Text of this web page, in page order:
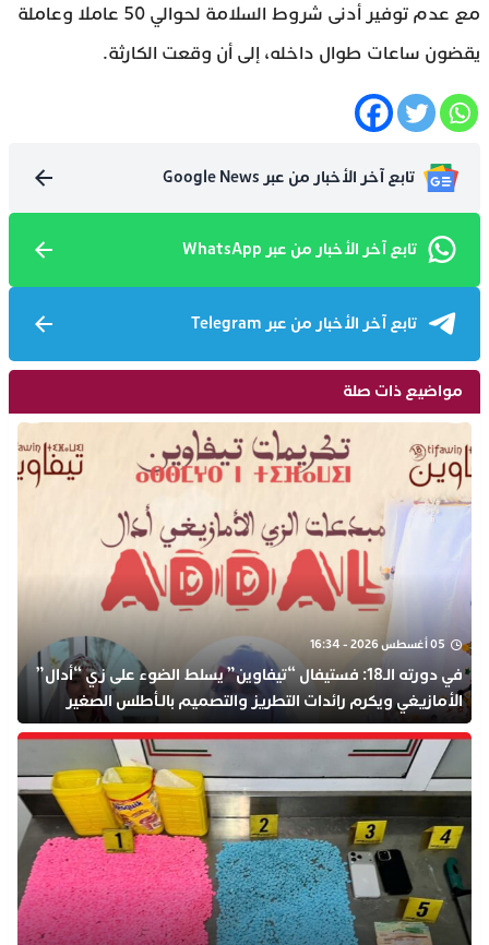
مع عدم توفير أدنى شروط السلامة لحوالي 50 عاملا وعاملة
يقضون ساعات طوال داخله، إلى أن وقعت الكارثة.
تابع آخر الأخبار من عبر Google News
تابع آخر الأخبار من عبر WhatsApp
تابع آخر الأخبار من عبر Telegram
مواضيع ذات صلة
05 أغسطس 2026 - 16:34
في دورته الـ18: فستيفال “تيفاوين” يسلط الضوء على زي “أدال”
الأمازيغي ويكرم رائدات التطريز والتصميم بالـأطلس الصغير